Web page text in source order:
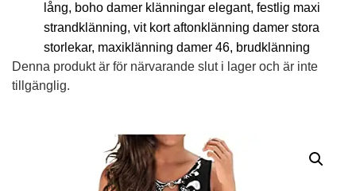
lång, boho damer klänningar elegant, festlig maxi
strandklänning, vit kort aftonklänning damer stora
storlekar, maxiklänning damer 46, brudklänning
Denna produkt är för närvarande slut i lager och är inte
tillgänglig.